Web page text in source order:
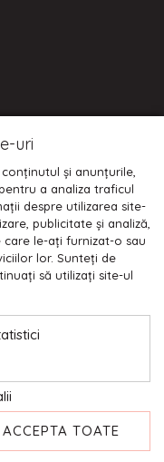
TE
uri
și anunțurile,
a analiza traficul
despre utilizarea site-
publicitate și analiză,
le-ați furnizat-o sau
lor. Sunteți de
să utilizați site-ul
ACCEPTA TOATE